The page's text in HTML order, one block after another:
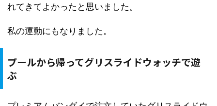
れてきてよかったと思いました。
私の運動にもなりました。
プールから帰ってグリスライドウォッチで遊
ぶ